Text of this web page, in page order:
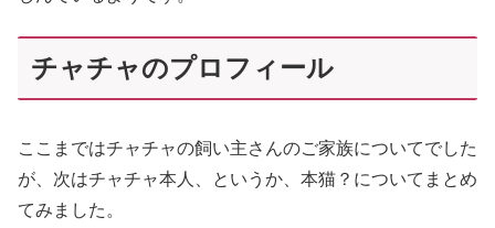
チャチャのプロフィール
ここまではチャチャの飼い主さんのご家族についてでした
が、次はチャチャ本人、というか、本猫？についてまとめ
てみました。